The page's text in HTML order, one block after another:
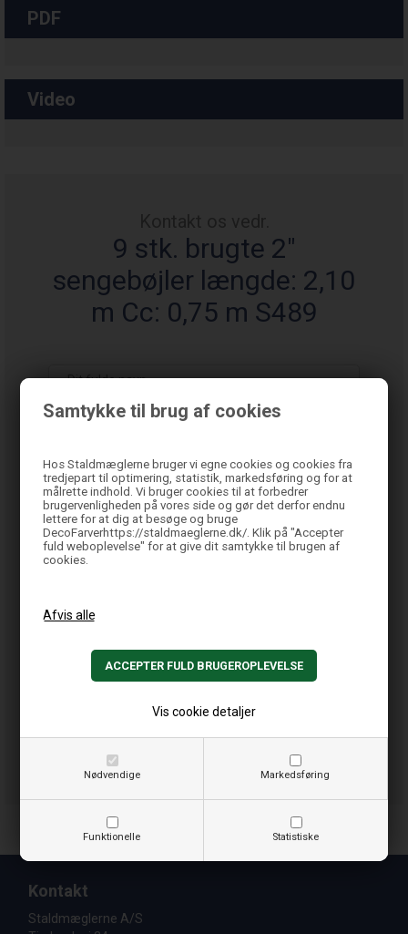
Samtykke til brug af cookies
Hos Staldmæglerne bruger vi egne cookies og cookies fra
tredjepart til optimering, statistik, markedsføring og for at
målrette indhold. Vi bruger cookies til at forbedrer
brugervenligheden på vores side og gør det derfor endnu
lettere for at dig at besøge og bruge
DecoFarverhttps://staldmaeglerne.dk/. Klik på "Accepter
fuld weboplevelse" for at give dit samtykke til brugen af
cookies.
Nødvendige Markedsføring
Funktionelle Statistiske
Vis cookie detaljer
PDF
Video
9 stk. brugte 2"
sengebøjler længde: 2,10
m Cc: 0,75 m S489
Kontakt
Staldmæglerne A/S